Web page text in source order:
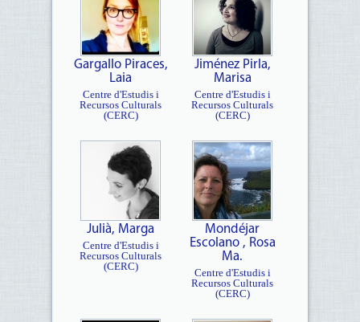
Gargallo Piraces,
Laia
Centre d'Estudis i
Recursos Culturals
(CERC)
Jiménez Pirla,
Marisa
Centre d'Estudis i
Recursos Culturals
(CERC)
Julià, Marga
Centre d'Estudis i
Recursos Culturals
(CERC)
Mondéjar
Escolano , Rosa
Ma.
Centre d'Estudis i
Recursos Culturals
(CERC)